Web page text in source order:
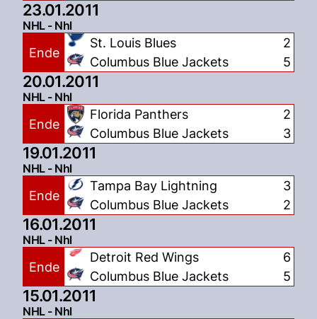
23.01.2011
NHL - Nhl
Ende
St. Louis Blues
Columbus Blue Jackets
2
5
20.01.2011
NHL - Nhl
Ende
Florida Panthers
Columbus Blue Jackets
2
3
19.01.2011
NHL - Nhl
Ende
Tampa Bay Lightning
Columbus Blue Jackets
3
2
16.01.2011
NHL - Nhl
Ende
Detroit Red Wings
Columbus Blue Jackets
6
5
15.01.2011
NHL - Nhl